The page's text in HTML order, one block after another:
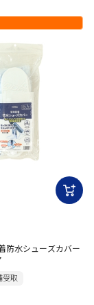
防水シューズカバー
受取